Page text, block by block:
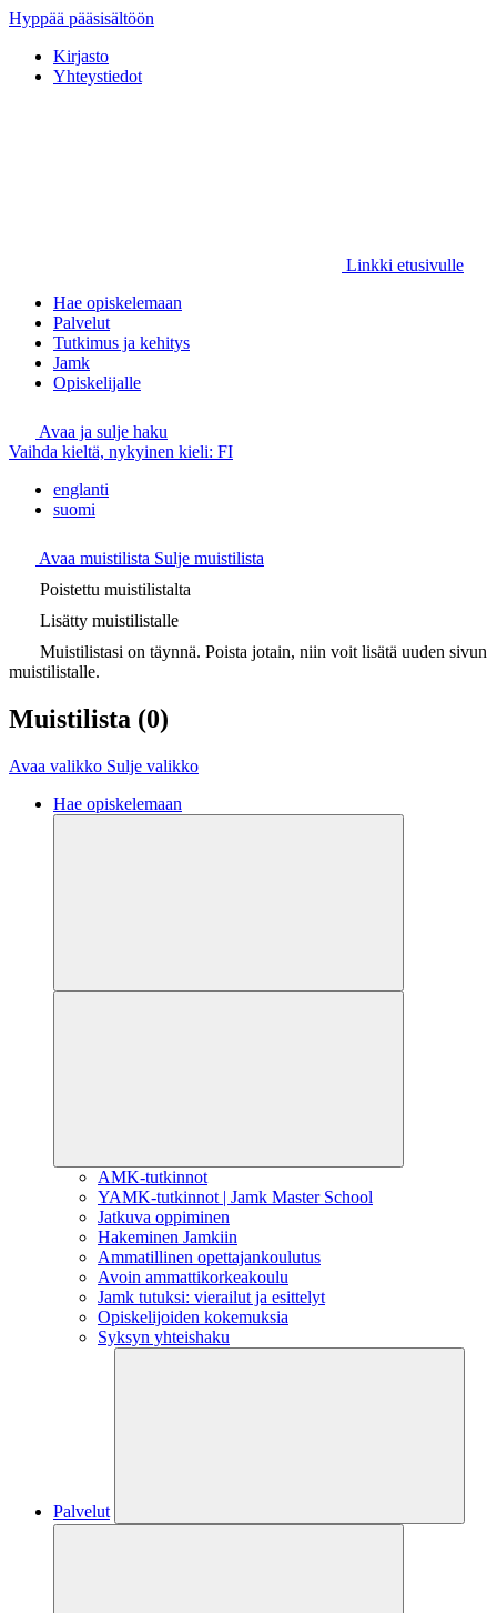
Hyppää pääsisältöön
Kirjasto
Yhteystiedot
Linkki etusivulle
Hae opiskelemaan
Palvelut
Tutkimus ja kehitys
Jamk
Opiskelijalle
Avaa ja sulje haku
Vaihda kieltä, nykyinen kieli: FI
englanti
suomi
Avaa muistilista Sulje muistilista
Poistettu muistilistalta
Lisätty muistilistalle
Muistilistasi on täynnä. Poista jotain, niin voit lisätä uuden sivun
muistilistalle.
Muistilista (0)
Avaa valikko Sulje valikko
Hae opiskelemaan
AMK-tutkinnot
YAMK-tutkinnot | Jamk Master School
Jatkuva oppiminen
Hakeminen Jamkiin
Ammatillinen opettajankoulutus
Avoin ammattikorkeakoulu
Jamk tutuksi: vierailut ja esittelyt
Opiskelijoiden kokemuksia
Syksyn yhteishaku
Palvelut